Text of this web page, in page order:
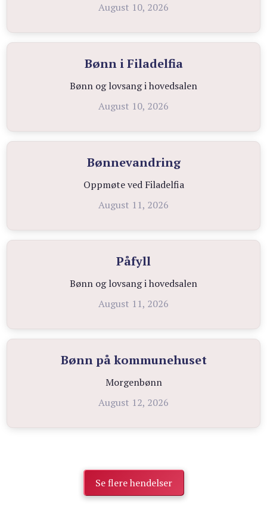
August 10, 2026
Bønn i Filadelfia
Bønn og lovsang i hovedsalen
August 10, 2026
Bønnevandring
Oppmøte ved Filadelfia
August 11, 2026
Påfyll
Bønn og lovsang i hovedsalen
August 11, 2026
Bønn på kommunehuset
Morgenbønn
August 12, 2026
Se flere hendelser